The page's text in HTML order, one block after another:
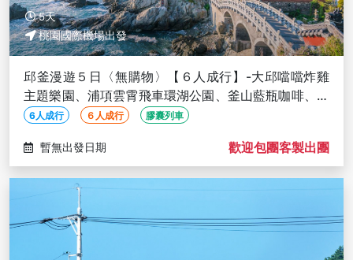
5天
桃園國際機場出發
邱釜漫遊５日〈無購物〉【６人成行】-大邱噹噹炸雞
主題樂園、浦項雲霄飛車環湖公園、釜山藍瓶咖啡、機
張長腳蟹餐、一日自由活動
6人成行 ６人成行 膠囊列車
暫無出發日期 歡迎包團客製出團